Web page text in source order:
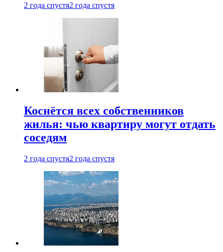
2 года спустя2 года спустя
Коснётся всех собственников
жилья: чью квартиру могут отдать
соседям
2 года спустя2 года спустя